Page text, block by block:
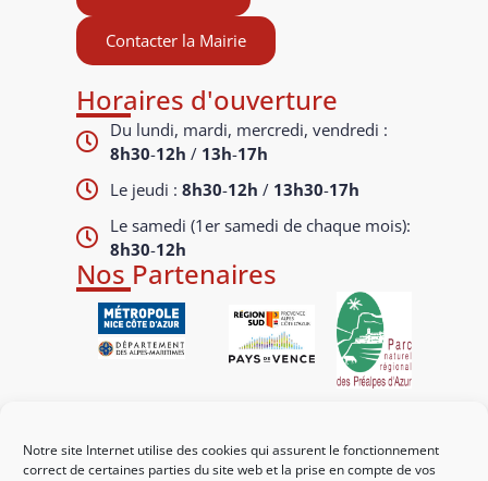
Notre site Internet utilise des cookies qui assurent le fonctionnement
correct de certaines parties du site web et la prise en compte de vos
Contacter la Mairie
Horaires d'ouverture
Du lundi, mardi, mercredi, vendredi :
8h30-12h / 13h-17h
Le jeudi :8h30-12h / 13h30-17h
Le samedi (1er samedi de chaque mois):
8h30-12h
Nos Partenaires
Mes démarches